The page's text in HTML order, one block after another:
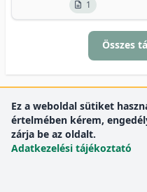
1
Összes
Ez a weboldal sütiket
értelmében kérem,
zárja be az oldalt.
Adatkezelési tájékoztató